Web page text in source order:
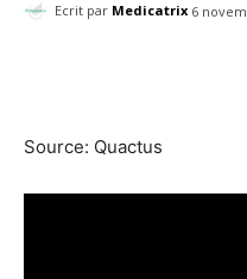
Ecrit par Medicatrix 6
Source: Quactus